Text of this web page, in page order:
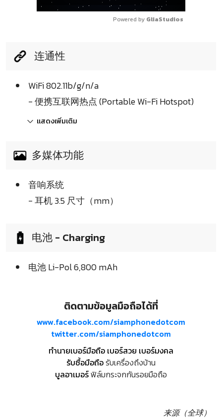
Powered by GliaStudios
连通性
WiFi 802.11b/g/n/a
- 便携互联网热点 (Portable Wi-Fi Hotspot)
แสดงเพิ่มเติม
多媒体功能
音响系统
- 耳机 3.5 尺寸（mm）
电池 - Charging
电池 Li-Pol 6,800 mAh
ติดตามข้อมูลมือถือได้ที่
www.facebook.com/siamphonedotcom
twitter.com/siamphonedotcom
ทำนายเบอร์มือถือ เบอร์สวย เบอร์มงคล
รับซื้อมือถือรับเครื่องถึงบ้าน
บูลอาเมอร์ฟิล์มกระจกกันรอยมือถือ
来源（全球）